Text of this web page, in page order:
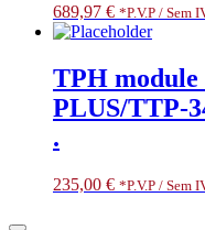
689,97 € *P.V.P / Sem
TPH module
PLUS/TTP-
.
235,00 € *P.V.P / Sem